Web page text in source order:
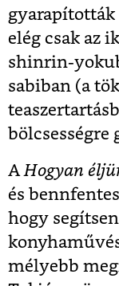
elég csak az
shinrin-
sabiban (a
bölcsességre
A Hogyan
és
hogy
mélyebb